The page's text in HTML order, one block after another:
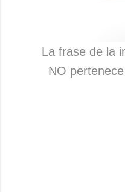
La frase de la
NO